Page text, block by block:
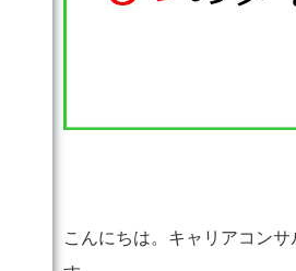
こんにちは。キャリアコン